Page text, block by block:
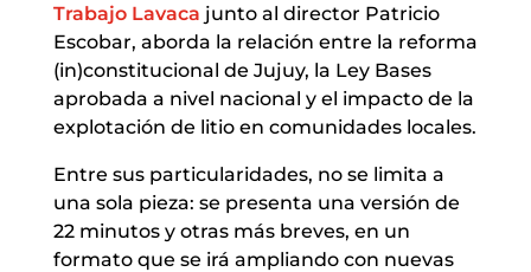
Trabajo Lavaca junto al director Patricio
Escobar, aborda la relación entre la reforma
(in)constitucional de Jujuy, la Ley Bases
aprobada a nivel nacional y el impacto de la
explotación de litio en comunidades locales.
Entre sus particularidades, no se limita a
una sola pieza: se presenta una versión de
22 minutos y otras más breves, en un
formato que se irá ampliando con nuevas